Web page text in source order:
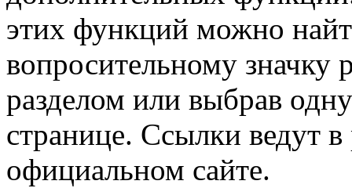
этих функций можно
вопросительному значку
разделом или выбрав
странице. Ссылки ведут
официальном сайте.